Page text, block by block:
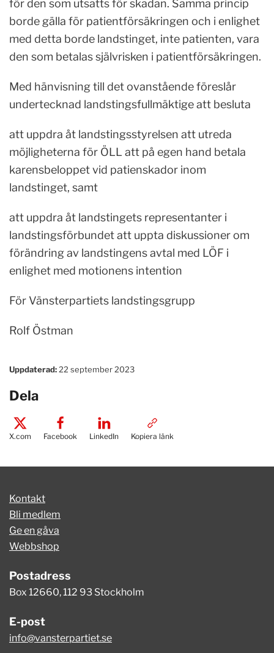
för den som utsatts för skadan. Samma princip
borde gälla för patientförsäkringen och i enlighet
med detta borde landstinget, inte patienten, vara
den som betalas självrisken i patientförsäkringen.
Med hänvisning till det ovanstående föreslår
undertecknad landstingsfullmäktige att besluta
att uppdra åt landstingsstyrelsen att utreda
möjligheterna för ÖLL att på egen hand betala
karensbeloppet vid patienskador inom
landstinget, samt
att uppdra åt landstingets representanter i
landstingsförbundet att uppta diskussioner om
förändring av landstingens avtal med LÖF i
enlighet med motionens intention
För Vänsterpartiets landstingsgrupp
Rolf Östman
Uppdaterad: 22 september 2023
Dela
X.com Facebook LinkedIn Kopiera länk
Kontakt
Bli medlem
Ge en gåva
Webbshop
Postadress
Box 12660, 112 93 Stockholm
E-post
info@vansterpartiet.se